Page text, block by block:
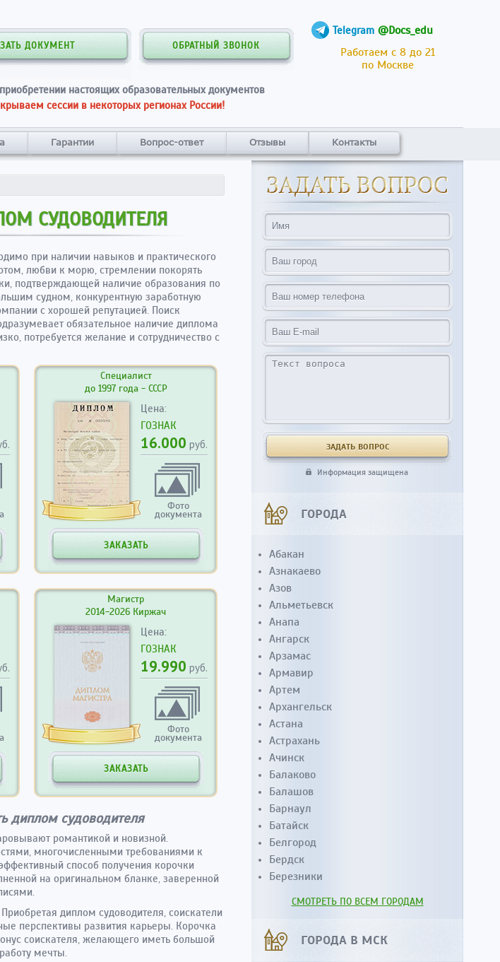
Telegram @Docs_edu
Работаем с 8 до 21
по Москве
ДОКУМЕНТ ОБРАТНЫЙ ЗВОНОК
настоящих образовательных документов
сессии в некоторых регионах России!
Гарантии Вопрос-ответ Отзывы Контакты
СУДОВОДИТЕЛЯ
при наличии навыков и практического
любви к морю, стремлении покорять
подтверждающей наличие образования по
судном, конкурентную заработную
с хорошей репутацией. Поиск
обязательное наличие диплома
потребуется желание и сотрудничество с
Специалист
до 1997 года - СССР
Цена:
ГОЗНАК
16.000 руб.
Фото
документа
ЗАКАЗАТЬ
Магистр
2014-2026 Киржач
Цена:
ГОЗНАК
19.990 руб.
Фото
документа
ЗАКАЗАТЬ
диплом судоводителя
романтикой и новизной.
многочисленными требованиями к
способ получения корочки
на оригинальном бланке, заверенной
диплом судоводителя, соискатели
перспективы развития карьеры. Корочка
соискателя, желающего иметь большой
мечты.
Информация защищена
ГОРОДА
Абакан
Азнакаево
Азов
Альметьевск
Анапа
Ангарск
Арзамас
Армавир
Артем
Архангельск
Астана
Астрахань
Ачинск
Балаково
Балашов
Барнаул
Батайск
Белгород
Бердск
Березники
СМОТРЕТЬ ПО ВСЕМ ГОРОДАМ
ГОРОДА В МСК